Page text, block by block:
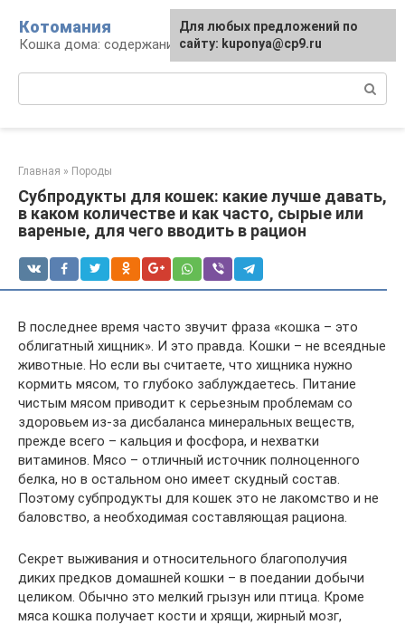
контенту
Котомания
Кошка дома: содержание и уход
Главная » Породы
Субпродукты для кошек: какие лучше давать,
в каком количестве и как часто, сырые или
вареные, для чего вводить в рацион
В последнее время часто звучит фраза «кошка – это
облигатный хищник». И это правда. Кошки – не всеядные
животные. Но если вы считаете, что хищника нужно
кормить мясом, то глубоко заблуждаетесь. Питание
чистым мясом приводит к серьезным проблемам со
здоровьем из-за дисбаланса минеральных веществ,
прежде всего – кальция и фосфора, и нехватки
витаминов. Мясо – отличный источник полноценного
белка, но в остальном оно имеет скудный состав.
Поэтому субпродукты для кошек это не лакомство и не
баловство, а необходимая составляющая рациона.
Секрет выживания и относительного благополучия
диких предков домашней кошки – в поедании добычи
целиком. Обычно это мелкий грызун или птица. Кроме
мяса кошка получает кости и хрящи, жирный мозг,
Для любых предложений по
сайту: kuponya@cp9.ru